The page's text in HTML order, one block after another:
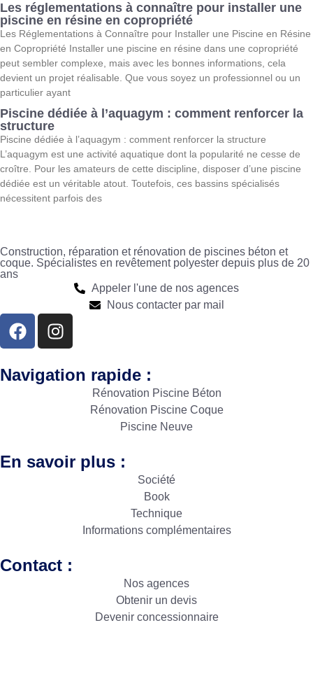
Les réglementations à connaître pour installer une
piscine en résine en copropriété
Les Réglementations à Connaître pour Installer une Piscine en Résine
en Copropriété Installer une piscine en résine dans une copropriété
peut sembler complexe, mais avec les bonnes informations, cela
devient un projet réalisable. Que vous soyez un professionnel ou un
particulier ayant
Piscine dédiée à l’aquagym : comment renforcer la
structure
Piscine dédiée à l’aquagym : comment renforcer la structure
L’aquagym est une activité aquatique dont la popularité ne cesse de
croître. Pour les amateurs de cette discipline, disposer d’une piscine
dédiée est un véritable atout. Toutefois, ces bassins spécialisés
nécessitent parfois des
Construction, réparation et rénovation de piscines béton et
coque. Spécialistes en revêtement polyester depuis plus de 20
ans
Appeler l'une de nos agences
Nous contacter par mail
Navigation rapide :
Rénovation Piscine Béton
Rénovation Piscine Coque
Piscine Neuve
En savoir plus :
Société
Book
Technique
Informations complémentaires
Contact :
Nos agences
Obtenir un devis
Devenir concessionnaire